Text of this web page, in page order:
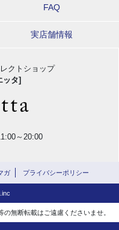
FAQ
実店舗情報
クトショップ
ッタ]
～20:00
ガ プライバシーポリシー
無断転載はご遠慮くださいませ。